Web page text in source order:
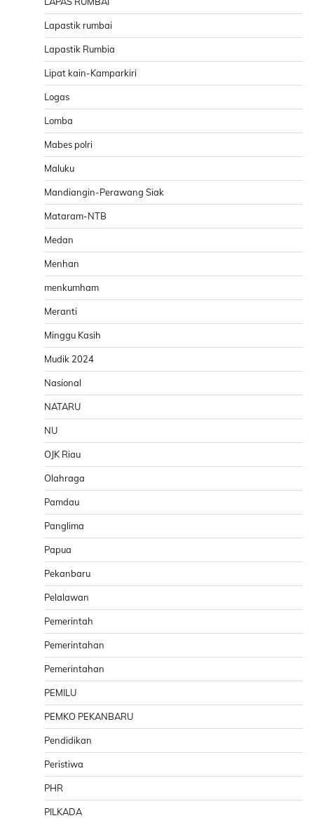
Lapastik rumbai
Lapastik Rumbia
Lipat kain-Kamparkiri
Logas
Lomba
Mabes polri
Maluku
Mandiangin-Perawang Siak
Mataram-NTB
Medan
Menhan
menkumham
Meranti
Minggu Kasih
Mudik 2024
Nasional
NATARU
NU
OJK Riau
Olahraga
Pamdau
Panglima
Papua
Pekanbaru
Pelalawan
Pemerintah
Pemerintahan
Pemerintahan
PEMILU
PEMKO PEKANBARU
Pendidikan
Peristiwa
PHR
PILKADA